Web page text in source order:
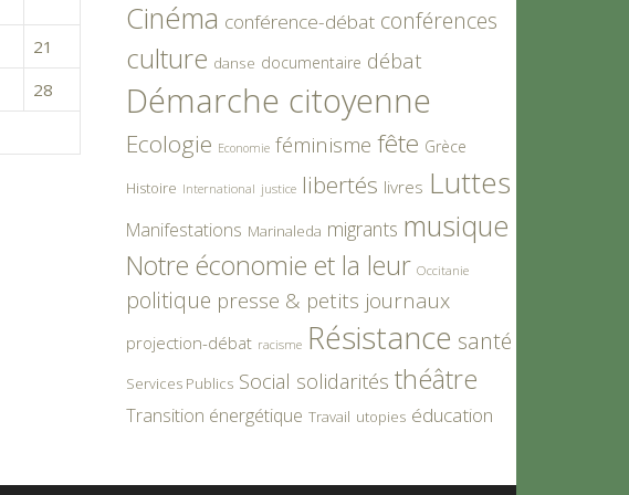
21
28
Cinéma conférence-débat conférences
culture danse documentaire débat
Démarche citoyenne
Ecologie Economie féminisme fête Grèce
Histoire International justice libertés livres Luttes
Manifestations Marinaleda migrants musique
Notre économie et la leur Occitanie
politique presse & petits journaux
projection-débat racisme Résistance santé
Services Publics Social solidarités théâtre
Transition énergétique Travail utopies éducation